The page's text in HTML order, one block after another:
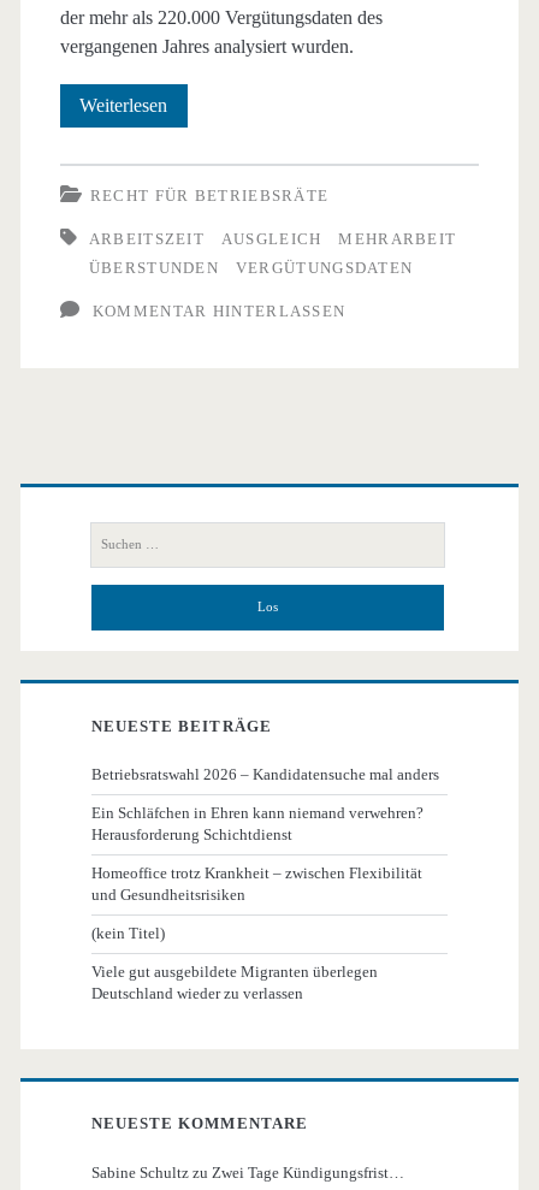
der mehr als 220.000 Vergütungsdaten des
vergangenen Jahres analysiert wurden.
Weiterlesen
deutscher
Arbeitnehmer
RECHT FÜR BETRIEBSRÄTE
ARBEITSZEIT AUSGLEICH
MEHRARBEIT
ÜBERSTUNDEN
VERGÜTUNGSDATEN
KOMMENTAR HINTERLASSEN
Primäre
Seitenleiste
nach:
NEUESTE BEITRÄGE
Betriebsratswahl 2026 – Kandidatensuche mal anders
Ein Schläfchen in Ehren kann niemand verwehren?
Herausforderung Schichtdienst
Homeoffice trotz Krankheit – zwischen Flexibilität
und Gesundheitsrisiken
(kein Titel)
Viele gut ausgebildete Migranten überlegen
Deutschland wieder zu verlassen
NEUESTE KOMMENTARE
Sabine Schultz zu Zwei Tage Kündigungsfrist…